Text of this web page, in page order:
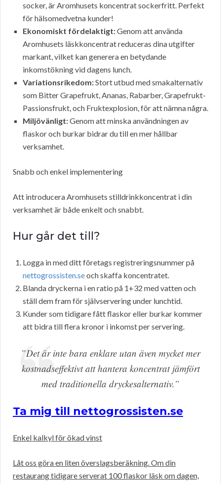
socker, är Aromhusets koncentrat sockerfritt. Perfekt
för hälsomedvetna kunder!
Ekonomiskt fördelaktigt:Genom att använda
Aromhusets läskkoncentrat reduceras dina utgifter
markant, vilket kan generera en betydande
inkomstökning vid dagens lunch.
Variationsrikedom:Stort utbud med smakalternativ
som Bitter Grapefrukt, Ananas, Rabarber, Grapefrukt-
Passionsfrukt, och Fruktexplosion, för att nämna några.
Miljövänligt:Genom att minska användningen av
flaskor och burkar bidrar du till en mer hållbar
verksamhet.
Snabb och enkel implementering
Att introducera Aromhusets stilldrinkkoncentrat i din
verksamhet är både enkelt och snabbt.
Hur går det till?
Logga in med ditt företags registreringsnummer på
nettogrossisten.seoch skaffa koncentratet.
Blanda dryckerna i en ratio på 1+32 med vatten och
ställ dem fram för självservering under lunchtid.
Kunder som tidigare fått flaskor eller burkar kommer
att bidra till flera kronor i inkomst per servering.
”Det är inte bara enklare utan även mycket mer
kostnadseffektivt att hantera koncentrat jämfört
med traditionella dryckesalternativ.”
Ta mig till nettogrossisten.se
Enkel kalkyl för ökad vinst
Låt oss göra en liten överslagsberäkning. Om din
restaurang tidigare serverat 100 flaskor läsk om dagen,